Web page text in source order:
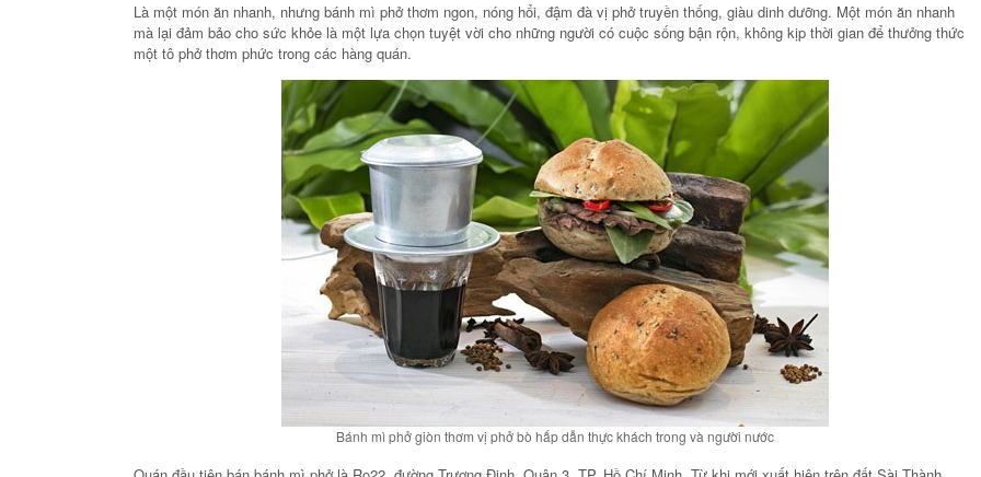
Là một món ăn nhanh, nhưng bánh mì phở thơm ngon, nóng hổi, đậm đà vị phở truyền thống, giàu dinh dưỡng. Một món ăn nhanh
mà lại đảm bảo cho sức khỏe là một lựa chọn tuyệt vời cho những người có cuộc sống bận rộn, không kịp thời gian để thưởng thức
một tô phở thơm phức trong các hàng quán.
Bánh mì phở giòn thơm vị phở bò hấp dẫn thực khách trong và người nước
KHU NGHỈ DƯỠNG TỐT NHẤT
CHÂU Á TẠI ĐÀ NẴNG – HARNN
HERITAGE SPA